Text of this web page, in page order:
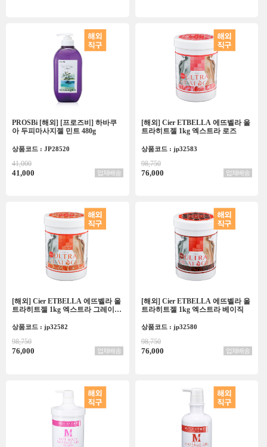
PROSBi [해외] [프로즈비] 하바쿠
아 두피마사지젤 민트 480g
상품코드 : JP28520
41,000
41,000 업체배송
[해외] Cier ETBELLA 에뜨벨라 울
트라히트젤 1kg 엑스트라 로즈
상품코드 : jp32583
98,750
76,000 업체배송
[해외] Cier ETBELLA 에뜨벨라 울
트라히트젤 1kg 엑스트라 그레이프
상품코드 : jp32582
98,750
76,000 업체배송
[해외] Cier ETBELLA 에뜨벨라 울
트라히트젤 1kg 엑스트라 베이직
상품코드 : jp32580
98,750
76,000 업체배송